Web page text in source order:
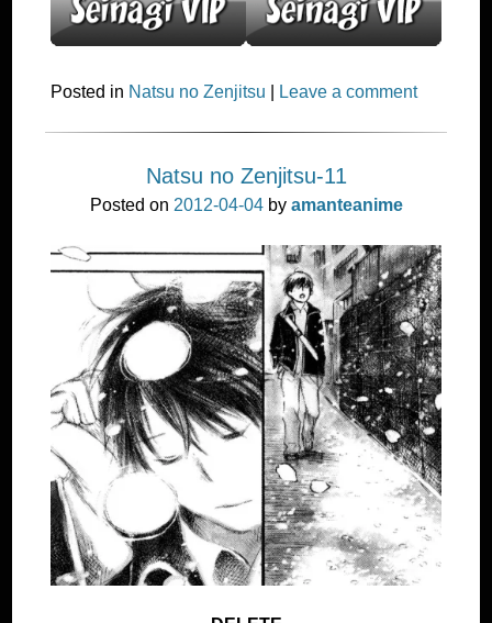
Posted in Natsu no Zenjitsu Leave a comment
Natsu no Zenjitsu-11
Posted on 2012-04-04by amanteanime